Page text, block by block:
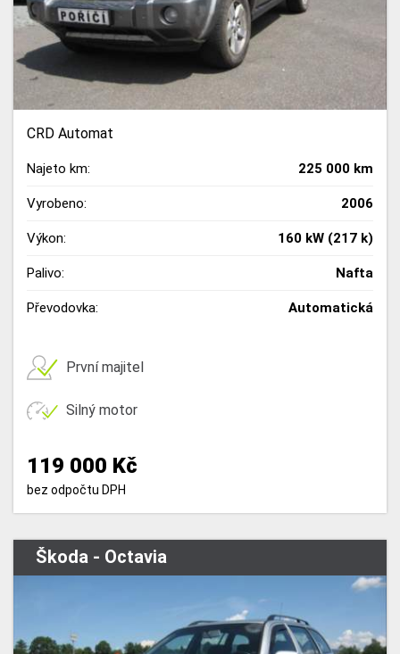
CRD Automat
Najeto km: 225 000 km
Vyrobeno: 2006
Výkon: 160 kW (217 k)
Palivo: Nafta
Převodovka: Automatická
První majitel
Silný motor
119 000 Kč
bez odpočtu DPH
Škoda - Octavia